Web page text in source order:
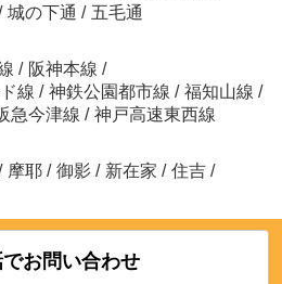
城の下通 / 五毛通
/ 阪神本線 /
線 / 神鉄公園都市線 / 福知山線 /
急今津線 / 神戸高速東西線
摩耶 / 御影 / 新在家 / 住吉 /
お問い合わせ